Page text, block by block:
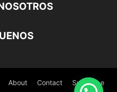
About Contact Subscribe